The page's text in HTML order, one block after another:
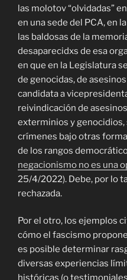
las molotov “olvidadas”
en una sede del PCA, en
las baldosas de la
desaparecidxs de esa
en que en la Legislatura
de genocidas, de
candidata a
reivindicación de
exterminios y genocidios,
crímenes bajo otras
de los rangos
negacionismo no es una
25/4/2022). Debe, por lo
rechazada.
Por el otro, los ejemplos
cómo el fascismo
es posible determinar
diversas experiencias
históricas (o